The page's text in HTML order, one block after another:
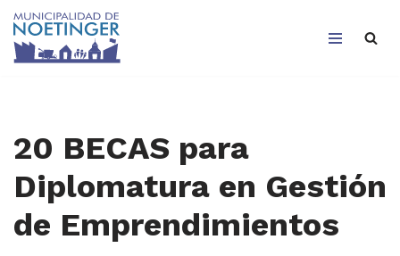
Saltar
20 BECAS para
Diplomatura en Gestión
de Emprendimientos